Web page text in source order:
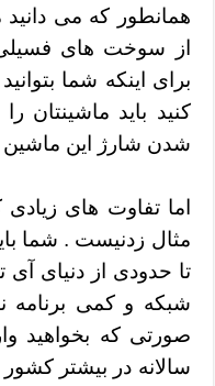
همانطور که می دانید
از سوخت های
برای اینکه شما
کنید باید ماشینتان
شدن شارژ این ماشین
اما تفاوت های
مثال زدنیست . شما
تا حدودی از دنیای آی
شبکه و کمی برنامه
صورتی که بخواهید
سالانه در بیشتر